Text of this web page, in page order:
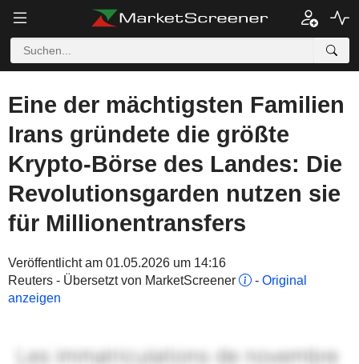
Eine der mächtigsten Familien
Irans gründete die größte
Krypto-Börse des Landes: Die
Revolutionsgarden nutzen sie
für Millionentransfers
Veröffentlicht am 01.05.2026 um 14:16
Reuters - Übersetzt von MarketScreener
- Original
anzeigen